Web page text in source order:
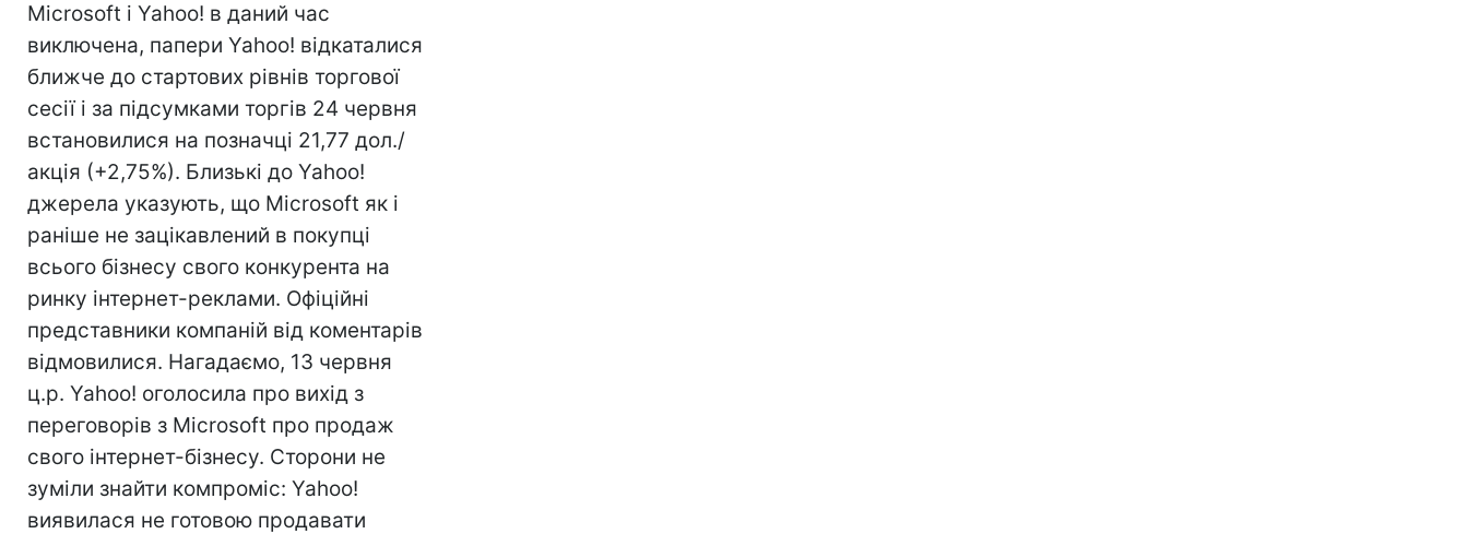
Microsoft і Yahoo! в даний час
виключена, папери Yahoo! відкаталися
ближче до стартових рівнів торгової
сесії і за підсумками торгів 24 червня
встановилися на позначці 21,77 дол./
акція (+2,75%). Близькі до Yahoo!
джерела указують, що Microsoft як і
раніше не зацікавлений в покупці
всього бізнесу свого конкурента на
ринку інтернет-реклами. Офіційні
представники компаній від коментарів
відмовилися. Нагадаємо, 13 червня
ц.р. Yahoo! оголосила про вихід з
переговорів з Microsoft про продаж
свого інтернет-бізнесу. Сторони не
зуміли знайти компроміс: Yahoo!
виявилася не готовою продавати